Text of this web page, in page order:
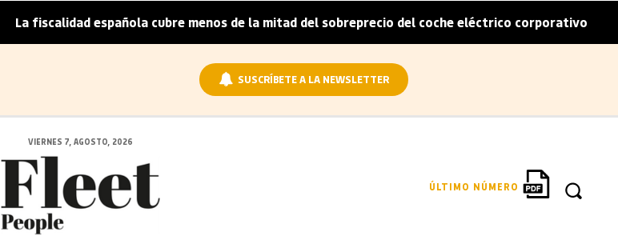
española cubre menos de la mitad del sobreprecio del coche eléctrico corporativo | Arval
SUSCRÍBETE A LA NEWSLETTER
VIERNES 7, AGOSTO, 2026
ÚLTIMO NÚMERO